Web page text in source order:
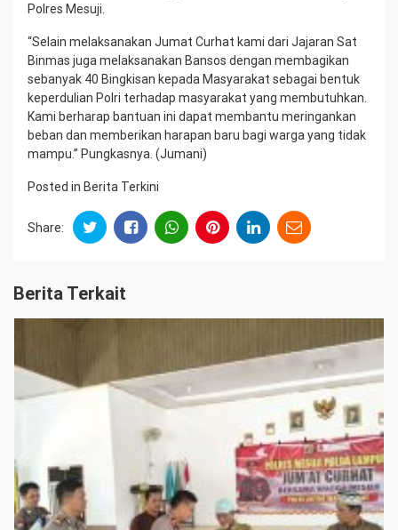
Polres Mesuji.
“Selain melaksanakan Jumat Curhat kami dari Jajaran Sat
Binmas juga melaksanakan Bansos dengan membagikan
sebanyak 40 Bingkisan kepada Masyarakat sebagai bentuk
keperdulian Polri terhadap masyarakat yang membutuhkan.
Kami berharap bantuan ini dapat membantu meringankan
beban dan memberikan harapan baru bagi warga yang tidak
mampu.” Pungkasnya. (Jumani)
Posted in Berita Terkini
Share:
Berita Terkait